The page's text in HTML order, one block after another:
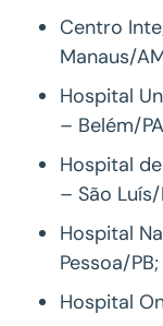
Centro
Manaus/
Hospital
– Belém/
Hospital
– São
Hospital
Pessoa/PB;
Hospital